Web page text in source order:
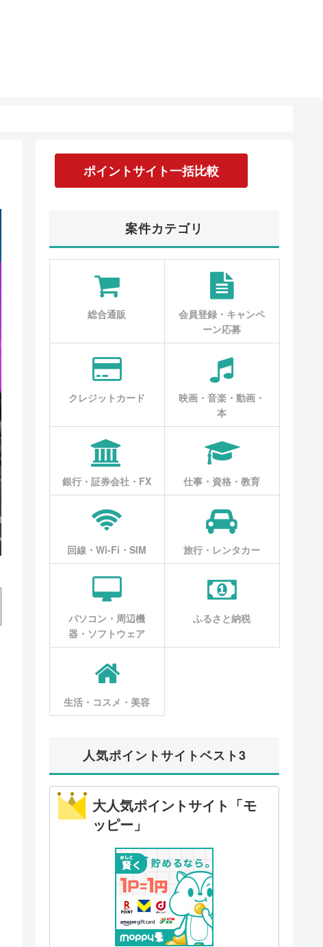
ポイントサイト一括比較
案件カテゴリ
総合通販
会員登録・キャンペ
ーン応募
クレジットカード
映画・音楽・動画・
本
銀行・証券会社・FX 仕事・資格・教育
回線・Wi-Fi・SIM 旅行・レンタカー
パソコン・周辺機
器・ソフトウェア
ふるさと納税
生活・コスメ・美容
人気ポイントサイトベスト3
大人気ポイントサイト「モ
ッピー」